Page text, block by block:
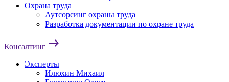
Охрана труда
Аутсорсинг охраны труда
Разработка документации по охране труда
Консалтинг east
Эксперты
Илюхин Михаил